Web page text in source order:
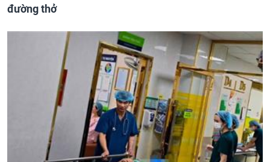
đường thở